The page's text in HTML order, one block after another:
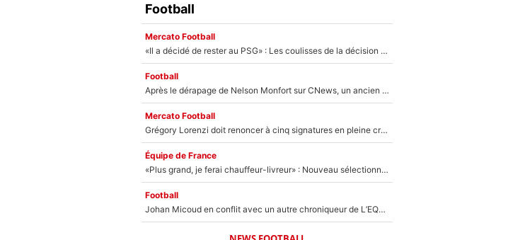
Football
Mercato Football
«Il a décidé de rester au PSG» : Les coulisses de la décision de Lucas Chevalier pour son transfert
Football
Après le dérapage de Nelson Monfort sur CNews, un ancien journaliste de France Télévisions relance la polémique sur les incendies en Gironde
Mercato Football
Grégory Lorenzi doit renoncer à cinq signatures en pleine crise financière : L’IA propose sept noms à l’OM pour un mercato réussi... à seulement 5M€ !
Équipe de France
«Plus grand, je ferai chauffeur-livreur» : Nouveau sélectionneur des Bleus, Zinédine Zidane s’était imaginé un avenir très différent lorsqu'il était enfant
Football
Johan Micoud en conflit avec un autre chroniqueur de L’EQUIPE du Soir : «Pendant un moment, je ne les ai pas remis ensemble dans l'émission»